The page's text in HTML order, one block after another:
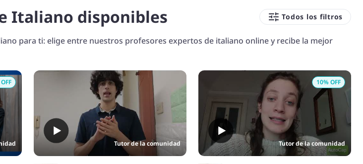
Italiano disponibles Todos los filtros
para ti: elige entre nuestros profesores expertos de italiano online y recibe la mejor
Tutor de la comunidad Tutor de la comunidad
10% OFF